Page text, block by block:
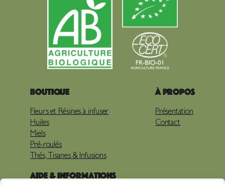
Boutique
Fleurs et Résines à infuser
Huiles
Miels
Pré-roulés
Thés, Tisanes & Infusions
À propos
Présentation
Contact
Aide & Informations